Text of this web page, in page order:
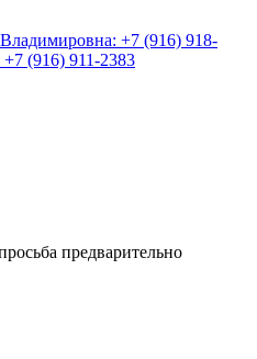
+7 (916) 918-
(916) 911-2383
предварительно